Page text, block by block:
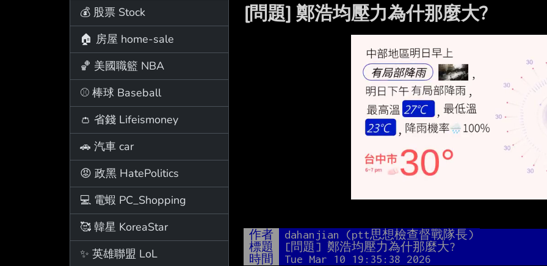
💰 股票 Stock
🏠 房屋 home-sale
🏀 美國職籃 NBA
⚾ 棒球 Baseball
👛 省錢 Lifeismoney
🚗 汽車 car
😡 政黑 HatePolitics
💻 電蝦 PC_Shopping
🥰 韓星 KoreaStar
✨ 英雄聯盟 LoL
[問題] 鄭浩均壓力為什那麼大?
作者 dahanjian (ptt思想檢查督戰隊長)
標題
[問題] 鄭浩均壓力為什那麼大?
時間
Tue Mar 10 19:35:38 2026